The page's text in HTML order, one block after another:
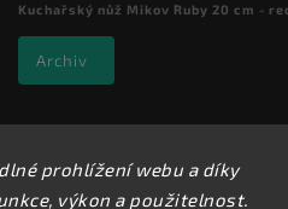
prohlížení webu a díky
výkon a použitelnost.
Kuchařský nůž Mikov Ruby 20 cm -
Archiv
. Všechna práva vyhrazena.